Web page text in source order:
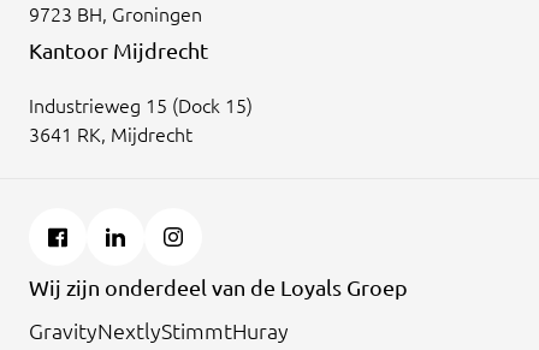
9723 BH, Groningen
Kantoor Mijdrecht
Industrieweg 15 (Dock 15)
3641 RK, Mijdrecht
Wij zijn onderdeel van de Loyals Groep
GravityNextlyStimmtHuray